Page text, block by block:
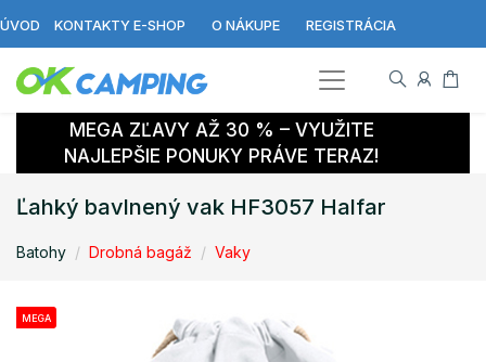
ÚVOD KONTAKTY E-SHOP O NÁKUPE REGISTRÁCIA
MEGA ZĽAVY AŽ 30 % – VYUŽITE
NAJLEPŠIE PONUKY PRÁVE TERAZ!
Ľahký bavlnený vak HF3057 Halfar
Batohy Drobná bagáž Vaky
MEGA